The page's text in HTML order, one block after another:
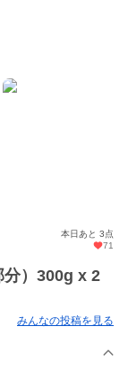
本日あと 3点
71
分）300g x 2
みんなの投稿を見る